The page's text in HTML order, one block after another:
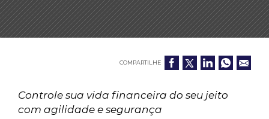
COMPARTILHE
Controle sua vida financeira do seu jeito
com agilidade e segurança